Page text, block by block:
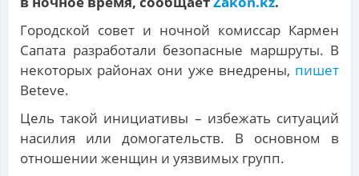
Городской совет и ночной комиссар Кармен
Сапата разработали безопасные маршруты. В
некоторых районах они уже внедрены, пишет
Beteve.
Цель такой инициативы – избежать ситуаций
насилия или домогательств. В основном в
отношении женщин и уязвимых групп.